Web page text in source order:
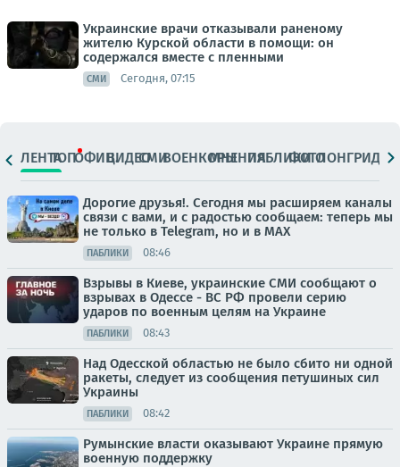
Украинские врачи отказывали раненому
жителю Курской области в помощи: он
содержался вместе с пленными
СМИ Сегодня, 07:15
ЛЕНТАТОПОФИЦ.ВИДЕОСМИВОЕНКОРЫМНЕНИЯПАБЛИКИ
ФОТОЛОНГРИДЫ
Дорогие друзья!. Сегодня мы расширяем каналы
связи с вами, и с радостью сообщаем: теперь мы
не только в Telegram, но и в МАХ
ПАБЛИКИ 08:46
Взрывы в Киеве, украинские СМИ сообщают о
взрывах в Одессе - ВС РФ провели серию
ударов по военным целям на Украине
ПАБЛИКИ 08:43
Над Одесской областью не было сбито ни одной
ракеты, следует из сообщения петушиных сил
Украины
ПАБЛИКИ 08:42
Румынские власти оказывают Украине прямую
военную поддержку